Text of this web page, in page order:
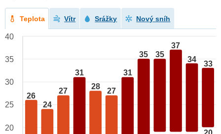
Teplota Vítr Srážky Nový sníh
26
24
27
31
28
27
31
35 35
37
34
33
40
35
30
25
20